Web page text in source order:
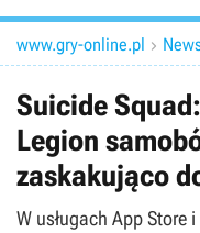
www.gry-online.pl 
Suicide
Legion
zaskakująco
W usługach App Store